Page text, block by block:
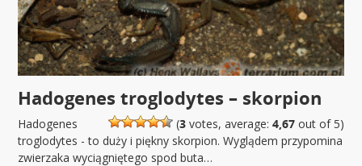
Hadogenes troglodytes – skorpion
(3votes, average: 4,67out of 5)
Hadogenes
troglodytes - to duży i piękny skorpion. Wyglądem przypomina
zwierzaka wyciągniętego spod buta…